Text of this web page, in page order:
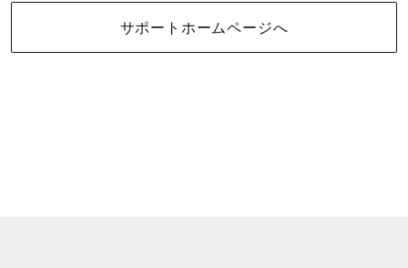
サポートホームページへ